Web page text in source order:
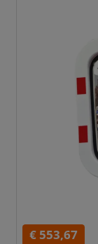
€ 553,67